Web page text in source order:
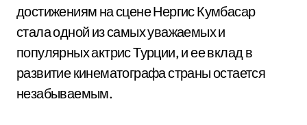
достижениям на сцене Нергис Кумбасар
стала одной из самых уважаемых и
популярных актрис Турции, и ее вклад в
развитие кинематографа страны остается
незабываемым.